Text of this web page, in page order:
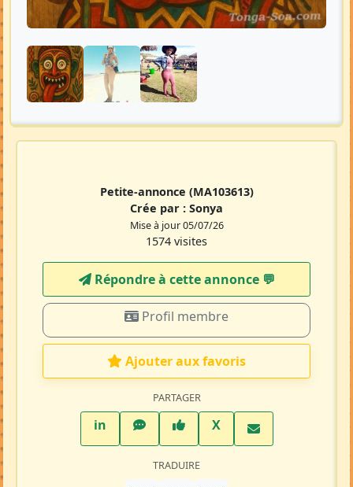
Petite-annonce (MA103613)
Crée par : Sonya
Mise à jour 05/07/26
1574 visites
Répondre à cette annonce 💬​
Profil membre
Ajouter aux favoris
PARTAGER
inLinkedInWhatsAppFacebook
XTwitter X
TRADUIRE